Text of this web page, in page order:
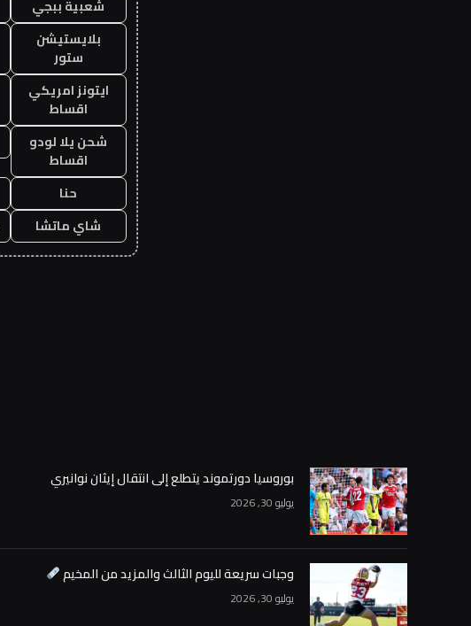
شعبية ببجي
بلايستيشن
ستور
ايتونز امريكي
اقساط
شحن يلا لودو
اقساط
حنا
شاي ماتشا
بوروسيا دورتموند يتطلع إلى انتقال إيثان نوانيري
يوليو 30, 2026
وجبات سريعة لليوم الثالث والمزيد من المخيم
يوليو 30, 2026